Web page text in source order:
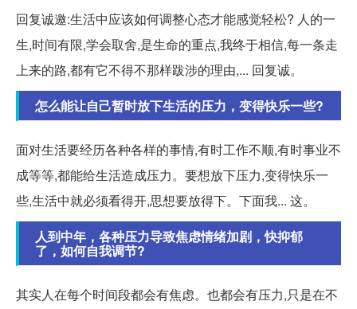
回复诚邀:生活中应该如何调整心态才能感觉轻松? 人的一
生,时间有限,学会取舍,是生命的重点,我终于相信,每一条走
上来的路,都有它不得不那样跋涉的理由,... 回复诚。
怎么能让自己暂时放下生活的压力，变得快乐一些?
面对生活要经历各种各样的事情,有时工作不顺,有时事业不
成等等,都能给生活造成压力。要想放下压力,变得快乐一
些,生活中就必须看得开,思想要放得下。下面我... 这。
人到中年，各种压力导致焦虑情绪加剧，快抑郁
了，如何自我调节?
其实人在每个时间段都会有焦虑。也都会有压力,只是在不